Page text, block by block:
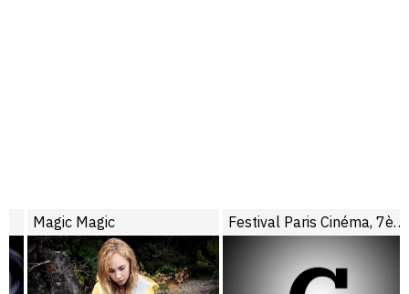
Magic Magic Festival Paris Cinéma, 7ème édition